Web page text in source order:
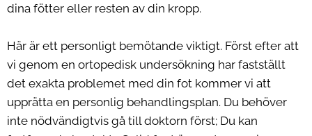
dina fötter eller resten av din kropp.
Här är ett personligt bemötande viktigt. Först efter att
vi genom en ortopedisk undersökning har fastställt
det exakta problemet med din fot kommer vi att
upprätta en personlig behandlingsplan. Du behöver
inte nödvändigtvis gå till doktorn först; Du kan